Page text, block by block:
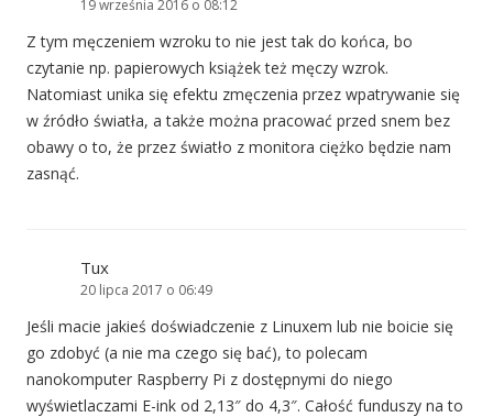
19 września 2016 o 08:12
Z tym męczeniem wzroku to nie jest tak do końca, bo
czytanie np. papierowych książek też męczy wzrok.
Natomiast unika się efektu zmęczenia przez wpatrywanie się
w źródło światła, a także można pracować przed snem bez
obawy o to, że przez światło z monitora ciężko będzie nam
zasnąć.
Tux
20 lipca 2017 o 06:49
Jeśli macie jakieś doświadczenie z Linuxem lub nie boicie się
go zdobyć (a nie ma czego się bać), to polecam
nanokomputer Raspberry Pi z dostępnymi do niego
wyświetlaczami E-ink od 2,13″ do 4,3″. Całość funduszy na to